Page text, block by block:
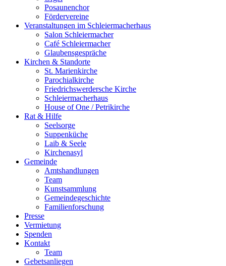
Posaunenchor
Fördervereine
Veranstaltungen im Schleiermacherhaus
Salon Schleiermacher
Café Schleiermacher
Glaubensgespräche
Kirchen & Standorte
St. Marienkirche
Parochialkirche
Friedrichswerdersche Kirche
Schleiermacherhaus
House of One / Petrikirche
Rat & Hilfe
Seelsorge
Suppenküche
Laib & Seele
Kirchenasyl
Gemeinde
Amtshandlungen
Team
Kunstsammlung
Gemeindegeschichte
Familienforschung
Presse
Vermietung
Spenden
Kontakt
Team
Gebetsanliegen